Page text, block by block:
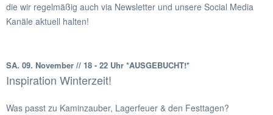
die wir regelmäßig auch via Newsletter und unsere Social Media
Kanäle aktuell halten!
SA. 09. November // 18 - 22 Uhr *AUSGEBUCHT!*
Inspiration Winterzeit!
Was passt zu Kaminzauber, Lagerfeuer & den Festtagen?